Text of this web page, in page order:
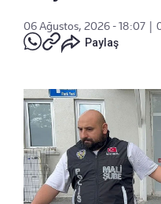
06 Ağustos, 2026 - 18:07
Paylaş